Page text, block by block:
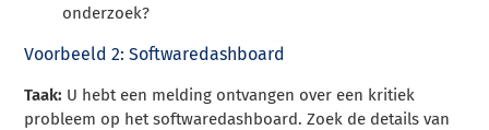
onderzoek?
Voorbeeld 2: Softwaredashboard
Taak: U hebt een melding ontvangen over een kritiek
probleem op het softwaredashboard. Zoek de details van